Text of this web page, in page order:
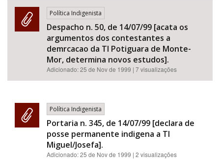
Tema
Área de Levantamento
Área Protegida
Política Indigenista
Despacho n. 50, de 14/07/99 [acata os
argumentos dos contestantes a
demrcacao da TI Potiguara de Monte-
Mor, determina novos estudos].
Adicionado:25 de Nov de 1999 | 7 visualizações
Política Indigenista
Portaria n. 345, de 14/07/99 [declara de
posse permanente indigena a TI
Miguel/Josefa].
Adicionado:25 de Nov de 1999 | 2 visualizações